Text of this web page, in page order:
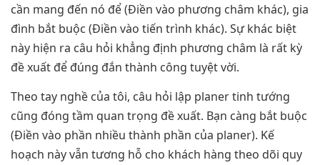
cần mang đến nó để (Điền vào phương châm khác), gia
đình bắt buộc (Điền vào tiến trình khác). Sự khác biệt
này hiện ra câu hỏi khẳng định phương châm là rất kỳ
đề xuất để đúng đắn thành công tuyệt vời.
Theo tay nghề của tôi, câu hỏi lập planer tinh tướng
cũng đóng tầm quan trọng đề xuất. Bạn càng bắt buộc
(Điền vào phần nhiều thành phần của planer). Kế
hoạch này vẫn tương hỗ cho khách hàng theo dõi quy